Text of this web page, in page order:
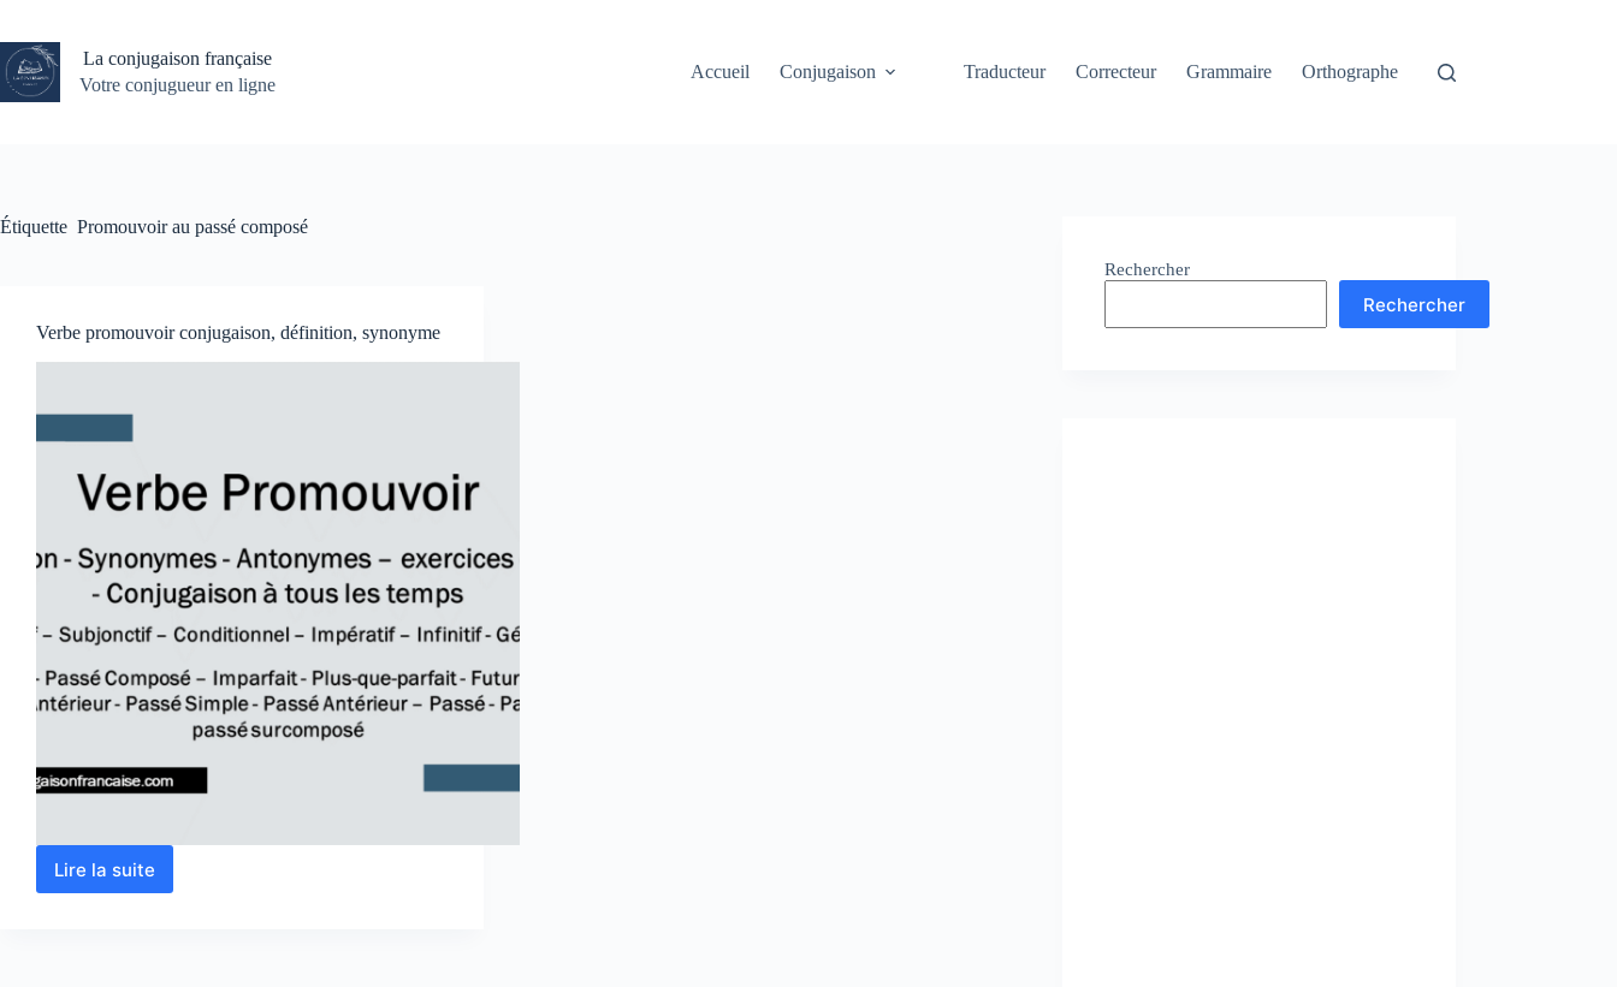
contenu
La conjugaison française
Votre conjugueur en ligne
Accueil Conjugaison Traducteur Correcteur Grammaire Orthographe
Étiquette Promouvoir au passé composé
Verbe promouvoir conjugaison, définition, synonyme
Lire la suite
Verbe
Rechercher
Rechercher